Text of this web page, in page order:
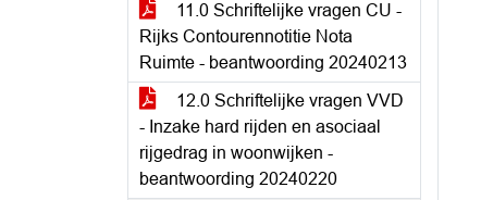
11.0 Schriftelijke vragen CU -
Rijks Contourennotitie Nota
Ruimte - beantwoording 20240213
12.0 Schriftelijke vragen VVD
- Inzake hard rijden en asociaal
rijgedrag in woonwijken -
beantwoording 20240220